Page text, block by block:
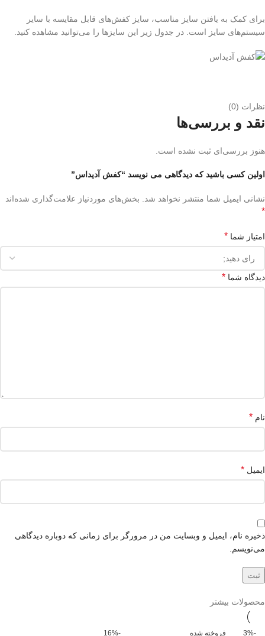
برای کمک به یافتن سایز مناسب، سایز کفش‌های قابل مقایسه با سایر
سیستم‌های سایز است. در جدول زیر این سایزها را می‌توانید مشاهده کنید.
نظرات (0)
نقد و بررسی‌ها
هنوز بررسی‌ای ثبت نشده است.
اولین کسی باشید که دیدگاهی می نویسد “کفش آدیداس”
نشانی ایمیل شما منتشر نخواهد شد. بخش‌های موردنیاز علامت‌گذاری شده‌اند
*
امتیاز شما *
دیدگاه شما *
نام *
ایمیل *
ذخیره نام، ایمیل و وبسایت من در مرورگر برای زمانی که دوباره دیدگاهی
می‌نویسم.
محصولات بیشتر
-3% فروخته شده -16%